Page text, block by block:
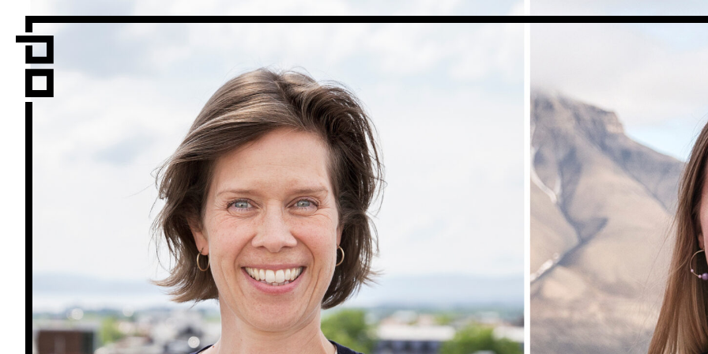
Vi er LPO
Vår metode
Vår organisering
Vår historie
Hva vi gjør
Prosjekter
Nyheter
Kontakt
LPO Svalbard
LPO Bergen
LOF